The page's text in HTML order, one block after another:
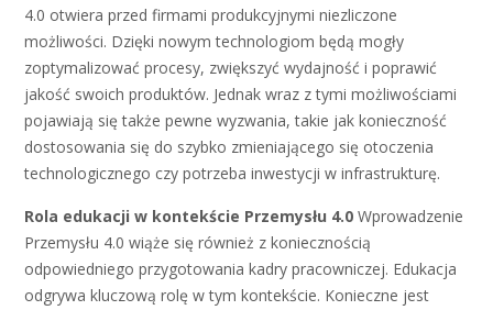
4.0 otwiera przed firmami produkcyjnymi niezliczone
możliwości. Dzięki nowym technologiom będą mogły
zoptymalizować procesy, zwiększyć wydajność i poprawić
jakość swoich produktów. Jednak wraz z tymi możliwościami
pojawiają się także pewne wyzwania, takie jak konieczność
dostosowania się do szybko zmieniającego się otoczenia
technologicznego czy potrzeba inwestycji w infrastrukturę.
Rola edukacji w kontekście Przemysłu 4.0 Wprowadzenie
Przemysłu 4.0 wiąże się również z koniecznością
odpowiedniego przygotowania kadry pracowniczej. Edukacja
odgrywa kluczową rolę w tym kontekście. Konieczne jest